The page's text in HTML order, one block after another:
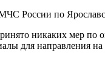
России по
никаких мер по
для направления